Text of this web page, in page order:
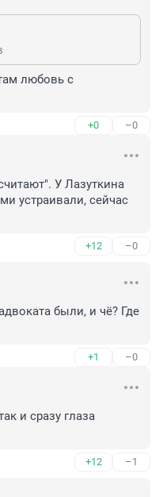
любовь с
+0 –0
У Лазуткина
устраивали, сейчас
+12 –0
были, и чё? Где
+1 –0
и сразу глаза
+12 –1